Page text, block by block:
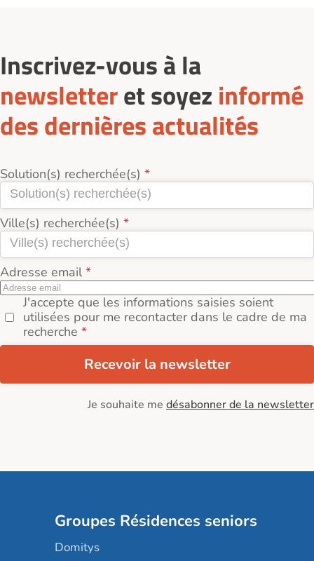
Inscrivez-vous à la
newsletteret soyez informé
des dernières actualités
Solution(s) recherchée(s)
Ville(s) recherchée(s)
Adresse email
J'accepte que les informations saisies soient
utilisées pour me recontacter dans le cadre de ma
recherche
Recevoir la newsletter
Je souhaite me désabonner de la newsletter
Groupes Résidences seniors
Domitys